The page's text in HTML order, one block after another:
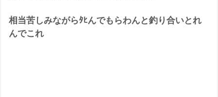
相当苦しみながらﾀﾋんでもらわんと釣り合いとれ
んでこれ